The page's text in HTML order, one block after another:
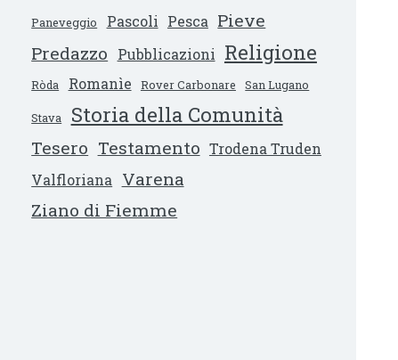
Paneveggio Pascoli Pesca Pieve
Predazzo
Pubblicazioni Religione
Ròda Romanìe Rover Carbonare San Lugano
Stava Storia della Comunità
Tesero Testamento Trodena Truden
Valfloriana
Varena
Ziano di Fiemme